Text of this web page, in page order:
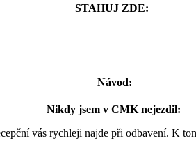
STAHUJ ZDE:
Návod:
Nikdy jsem v CMK nejezdil:
vás rychleji najde při odbavení. K